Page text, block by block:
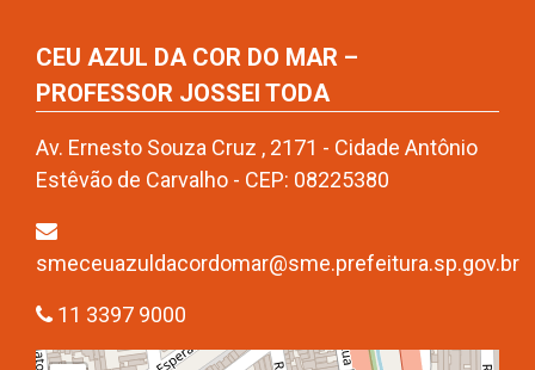
CEU AZUL DA COR DO MAR –
PROFESSOR JOSSEI TODA
Av. Ernesto Souza Cruz , 2171 - Cidade Antônio
Estêvão de Carvalho - CEP: 08225380
smeceuazuldacordomar@sme.prefeitura.sp.gov.br
11 3397 9000